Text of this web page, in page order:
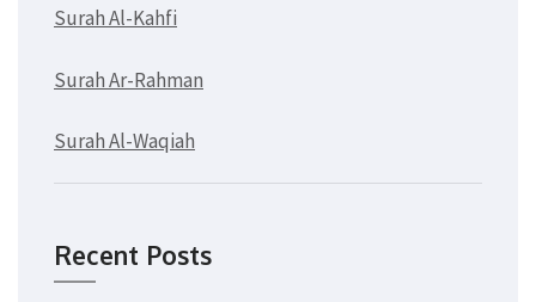
Surah Al-Kahfi
Surah Ar-Rahman
Surah Al-Waqiah
Recent Posts